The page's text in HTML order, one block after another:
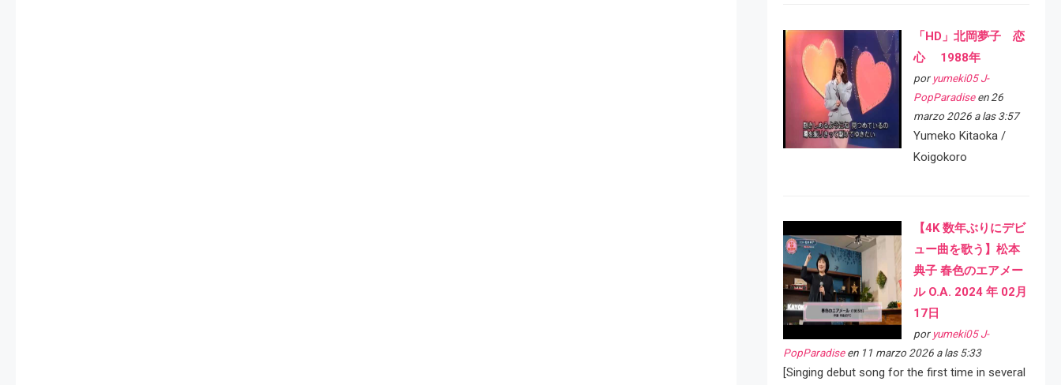
「HD」北岡夢子 恋
心 1988年
por yumeki05 J-
PopParadiseen 26
marzo 2026 a las 3:57
Yumeko Kitaoka /
Koigokoro
【4K 数年ぶりにデビ
ュー曲を歌う】松本
典子 春色のエアメー
ル O.A. 2024 年 02月
17日
por yumeki05 J-
PopParadiseen 11 marzo 2026 a las 5:33
[Singing debut song for the first time in several